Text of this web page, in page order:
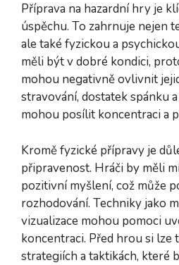
Příprava na hazardní hry je
úspěchu. To zahrnuje nejen
ale také fyzickou a
měli být v dobré kondici,
mohou negativně ovlivnit
stravování, dostatek spánku
mohou posílit koncentraci a
Kromě fyzické přípravy je
připravenost. Hráči by měli
pozitivní myšlení, což může
rozhodování. Techniky jako
vizualizace mohou pomoci
koncentraci. Před hrou si lze
strategiích a taktikách, které